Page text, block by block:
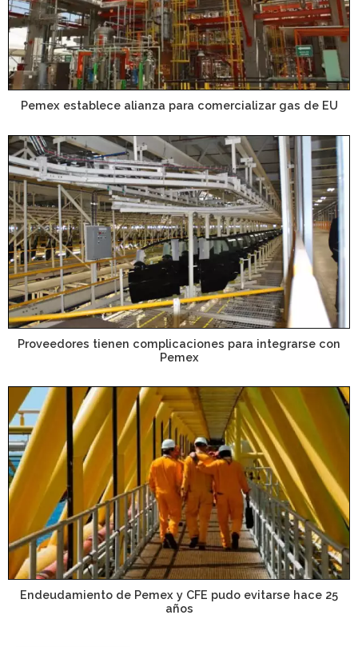
Pemex establece alianza para comercializar gas de EU
Proveedores tienen complicaciones para integrarse con
Pemex
Endeudamiento de Pemex y CFE pudo evitarse hace 25
años